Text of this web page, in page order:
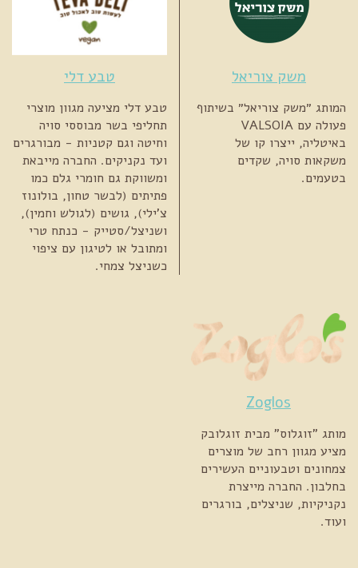
משק צוריאל
המותג ״משק צוריאל״ בשיתוף
פעולה עם VALSOIA
באיטליה, ייצרו קו של
משקאות סויה, שקדים
בטעמים.
טבע דלי
טבע דלי מציעה מגוון מוצרי
תחליפי בשר מבוססי סויה
וחיטה וגם קטניות - מבורגרים
ועד נקניקים. החברה מייבאת
ומשווקת גם חומרי גלם כמו
פתיתים (לבשר טחון, בולונוז
צ'ילי), גושים (לגולש וחמין),
ושניצל/סטייק - כנתח טרי
ומתובל או לטיגון עם ציפוי
כשניצל צמחי.
Zoglos
מותג "זוגלוס" מבית זוגלובק
מציע מגוון רחב של מוצרים
צמחונים וטבעוניים העשירים
בחלבון. החברה מייצרת
נקניקיות, שניצלים, בורגרים
ועוד.